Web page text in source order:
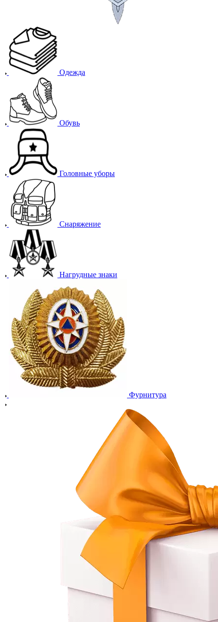
Одежда
Обувь
Головные уборы
Снаряжение
Нагрудные знаки
Фурнитура